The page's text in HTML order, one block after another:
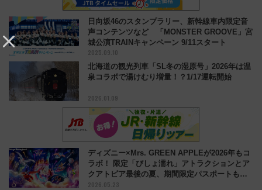
日向坂46のスタンプラリー、新幹線車内限定音
声コンテンツなど 「MONSTER GROOVE」宮
城公演TRAINキャンペーン 9/11スタート
2025.09.10
北海道の観光列車「SL冬の湿原号」2026年は温
泉コラボで湯けむり増量！？1/17運転開始
2026.01.09
ディズニー×Mrs. GREEN APPLEが2026年もコ
ラボ！ 限定「びしょ濡れ」アトラクションとア
クアトピア最後の夏、期間限定パスポートも攻
略！
2026.05.23